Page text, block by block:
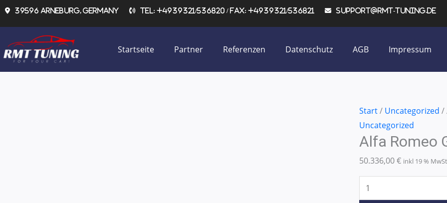
Zum39596 Arneburg, Germany Tel: +4939321/536820 / Fax: +4939321/536821 support@rmt-tuning.de
Startseite Partner Referenzen Datenschutz AGB Impressum
Start/ Uncategorized /
Uncategorized
Alfa Romeo
50.336,00€ inkl 19 % MwSt
Alfa
Romeo
GT
177KW/240PS
Menge